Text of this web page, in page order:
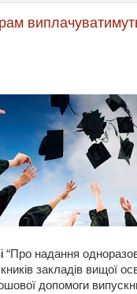
“Про надання
закладів вищої
допомоги